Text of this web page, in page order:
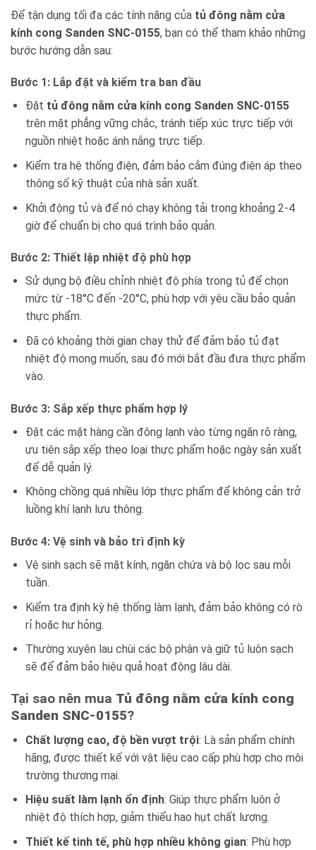
Để tận dụng tối đa các tính năng của tủ đông nằm cửa
kính cong Sanden SNC-0155, bạn có thể tham khảo những
bước hướng dẫn sau:
Bước 1: Lắp đặt và kiểm tra ban đầu
Đặt tủ đông nằm cửa kính cong Sanden SNC-0155
trên mặt phẳng vững chắc, tránh tiếp xúc trực tiếp với
nguồn nhiệt hoặc ánh nắng trực tiếp.
Kiểm tra hệ thống điện, đảm bảo cắm đúng điện áp theo
thông số kỹ thuật của nhà sản xuất.
Khởi động tủ và để nó chạy không tải trong khoảng 2-4
giờ để chuẩn bị cho quá trình bảo quản.
Bước 2: Thiết lập nhiệt độ phù hợp
Sử dụng bộ điều chỉnh nhiệt độ phía trong tủ để chọn
mức từ -18°C đến -20°C, phù hợp với yêu cầu bảo quản
thực phẩm.
Đã có khoảng thời gian chạy thử để đảm bảo tủ đạt
nhiệt độ mong muốn, sau đó mới bắt đầu đưa thực phẩm
vào.
Bước 3: Sắp xếp thực phẩm hợp lý
Đặt các mặt hàng cần đông lạnh vào từng ngăn rõ ràng,
ưu tiên sắp xếp theo loại thực phẩm hoặc ngày sản xuất
để dễ quản lý.
Không chồng quá nhiều lớp thực phẩm để không cản trở
luồng khí lạnh lưu thông.
Bước 4: Vệ sinh và bảo trì định kỳ
Vệ sinh sạch sẽ mặt kính, ngăn chứa và bộ lọc sau mỗi
tuần.
Kiểm tra định kỳ hệ thống làm lạnh, đảm bảo không có rò
rỉ hoặc hư hỏng.
Thường xuyên lau chùi các bộ phận và giữ tủ luôn sạch
sẽ để đảm bảo hiệu quả hoạt động lâu dài.
Tại sao nên mua Tủ đông nằm cửa kính cong
Sanden SNC-0155?
Chất lượng cao, độ bền vượt trội: Là sản phẩm chính
hãng, được thiết kế với vật liệu cao cấp phù hợp cho môi
trường thương mại.
Hiệu suất làm lạnh ổn định: Giúp thực phẩm luôn ở
nhiệt độ thích hợp, giảm thiểu hao hụt chất lượng.
Thiết kế tinh tế, phù hợp nhiều không gian: Phù hợp